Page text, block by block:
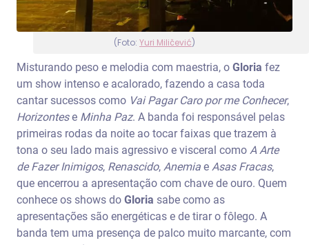
(Foto: Yuri Miličević)
Misturando peso e melodia com maestria, o Gloria fez
um show intenso e acalorado, fazendo a casa toda
cantar sucessos como Vai Pagar Caro por me Conhecer,
Horizontese Minha Paz. A banda foi responsável pelas
primeiras rodas da noite ao tocar faixas que trazem à
tona o seu lado mais agressivo e visceral como A Arte
de Fazer Inimigos, Renascido, Anemia e Asas Fracas,
que encerrou a apresentação com chave de ouro. Quem
conhece os shows do Gloria sabe como as
apresentações são energéticas e de tirar o fôlego. A
banda tem uma presença de palco muito marcante, com